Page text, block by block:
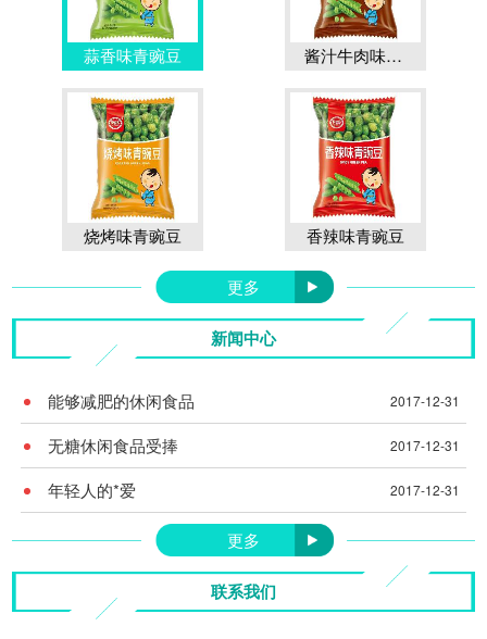
蒜香味青豌豆 酱汁牛肉味青豌豆
烧烤味青豌豆 香辣味青豌豆
更多
新闻中心
能够减肥的休闲食品 2017-12-31
无糖休闲食品受捧 2017-12-31
年轻人的*爱 2017-12-31
更多
联系我们